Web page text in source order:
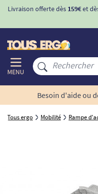
Livraison offerte dès 159€et
MENU
Besoin d'aide ou
Tous ergo Mobilité Rampe